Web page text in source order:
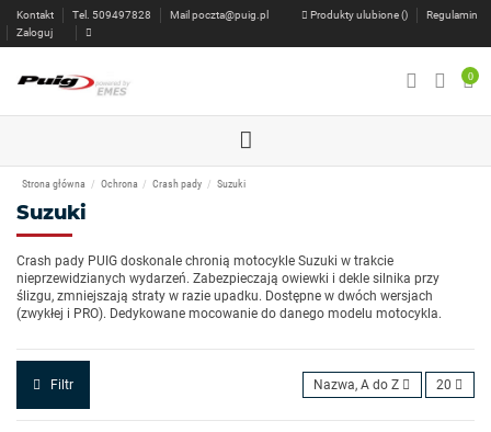
Kontakt Tel. 509497828 Mail poczta@puig.pl Produkty ulubione ()
Regulamin
Zaloguj
0
Strona główna Ochrona Crash pady Suzuki
Suzuki
Crash pady PUIG doskonale chronią motocykle Suzuki w trakcie
nieprzewidzianych wydarzeń. Zabezpieczają owiewki i dekle silnika przy
ślizgu, zmniejszają straty w razie upadku. Dostępne w dwóch wersjach
(zwykłej i PRO). Dedykowane mocowanie do danego modelu motocykla.
Filtr Nazwa, A do Z 20